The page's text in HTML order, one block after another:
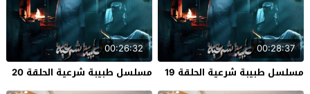
00:28:37
مسلسل طبيبة شرعية الحلقة 19
00:26:32
مسلسل طبيبة شرعية الحلقة 20